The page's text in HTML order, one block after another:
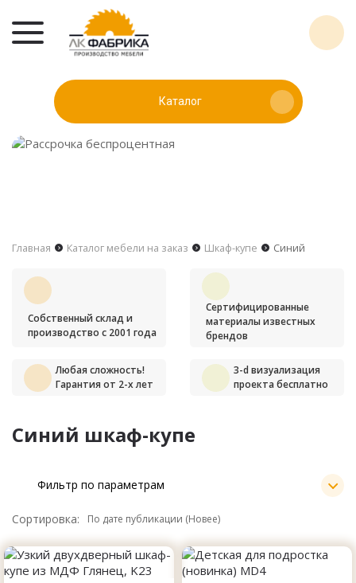
Каталог
Главная Каталог мебели на заказ Шкаф-купе Синий
Собственный склад и
производство с 2001 года
Сертифицированные
материалы известных
брендов
Любая сложность!
Гарантия от 2-х лет
3-d визуализация
проекта бесплатно
Синий шкаф-купе
Фильтр по параметрам
Сортировка: